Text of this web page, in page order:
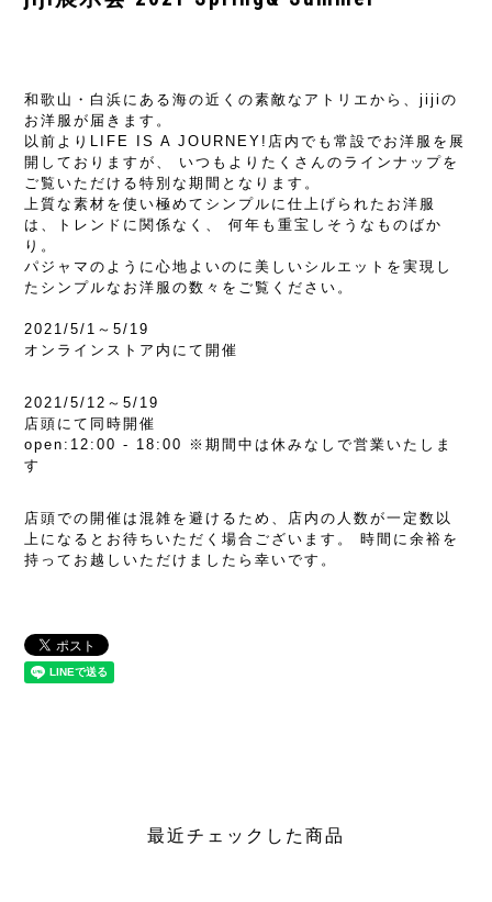
和歌山・白浜にある海の近くの素敵なアトリエから、jijiの
お洋服が届きます。
以前よりLIFE IS A JOURNEY!店内でも常設でお洋服を展
開しておりますが、 いつもよりたくさんのラインナップを
ご覧いただける特別な期間となります。
上質な素材を使い極めてシンプルに仕上げられたお洋服
は、トレンドに関係なく、 何年も重宝しそうなものばか
り。
パジャマのように心地よいのに美しいシルエットを実現し
たシンプルなお洋服の数々をご覧ください。
2021/5/1～5/19
オンラインストア内にて開催
2021/5/12～5/19
店頭にて同時開催
open:12:00 - 18:00 ※期間中は休みなしで営業いたしま
す
店頭での開催は混雑を避けるため、店内の人数が一定数以
上になるとお待ちいただく場合ございます。 時間に余裕を
持ってお越しいただけましたら幸いです。
最近チェックした商品